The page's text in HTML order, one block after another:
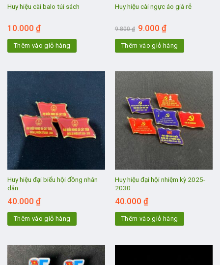
Huy hiệu cài balo túi sách
10.000 ₫
Thêm vào giỏ hàng
Huy hiệu cài ngực áo giá rẻ
9.800₫ Giá
gốc
là:
9.800 ₫.
9.000₫Giá
tại
là:
9.000 ₫.
Thêm vào giỏ hàng
Huy hiệu đại biểu hội đồng nhân
dân
40.000 ₫
Thêm vào giỏ hàng
Huy hiệu đại hội nhiệm kỳ 2025-
2030
40.000 ₫
Thêm vào giỏ hàng